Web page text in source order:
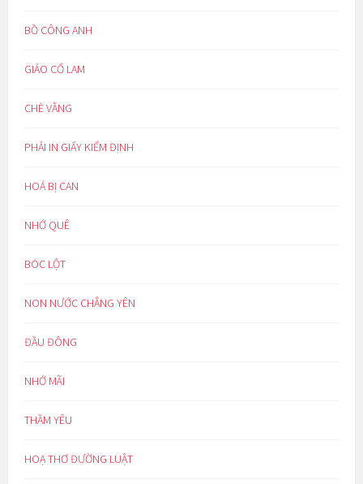
BỒ CÔNG ANH
GIẢO CỔ LAM
CHÈ VẰNG
PHẢI IN GIẤY KIỂM ĐỊNH
HOÁ BỊ CAN
NHỚ QUÊ
BÓC LỘT
NON NƯỚC CHẲNG YÊN
ĐẦU ĐÔNG
NHỚ MÃI
THẦM YÊU
HOẠ THƠ ĐƯỜNG LUẬT